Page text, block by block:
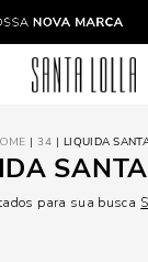
34 LIQUIDA
para sua busca